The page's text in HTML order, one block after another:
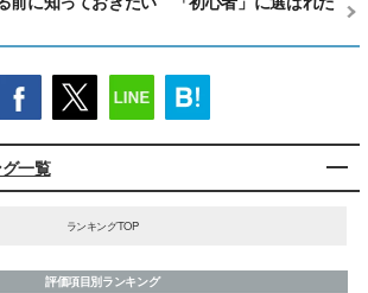
一覧
ランキングTOP
評価項目別ランキング